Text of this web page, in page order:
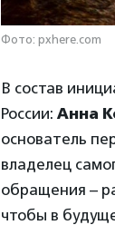
Фото: pxhere.com
В состав
России: Анна
основатель
владелец
обращения –
чтобы в